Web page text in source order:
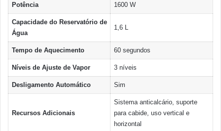
Potência 1600 W
Capacidade do Reservatório de
Água
1,6 L
Tempo de Aquecimento 60 segundos
Níveis de Ajuste de Vapor 3 níveis
Desligamento Automático Sim
Recursos Adicionais
Sistema anticalcário, suporte
para cabide, uso vertical e
horizontal